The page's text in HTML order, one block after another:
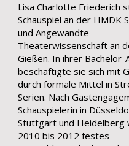
Lisa Charlotte Friederich
Schauspiel an der HMDK
und Angewandte
Theaterwissenschaft an
Gießen. In ihrer Bachelor-
beschäftigte sie sich mit
durch formale Mittel in
Serien. Nach
Schauspielerin in
Stuttgart und Heidelberg
2010 bis 2012 festes